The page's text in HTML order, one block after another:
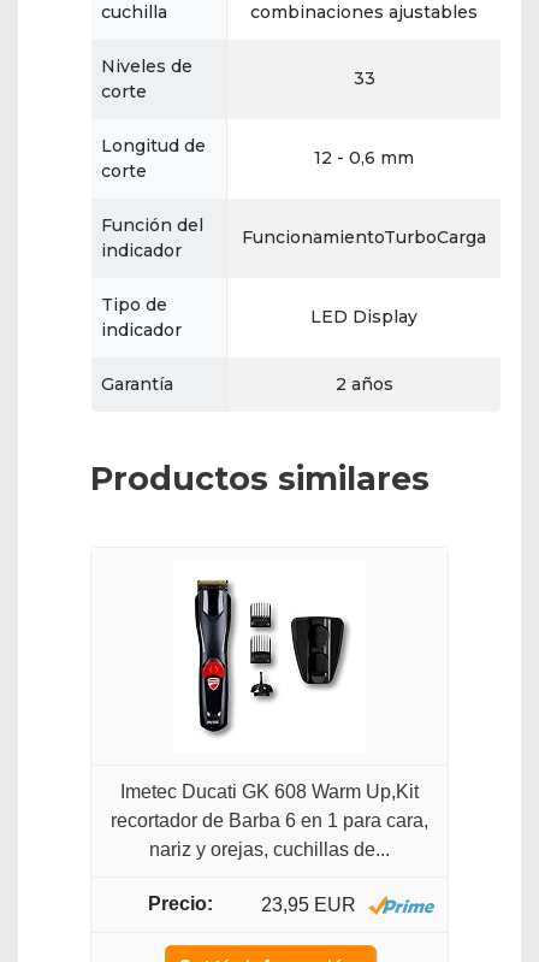
cuchilla
combinaciones ajustables
Niveles de
corte
33
Longitud de
corte
12 - 0,6 mm
Función del
indicador
FuncionamientoTurboCarga
Tipo de
indicador
LED Display
Garantía 2 años
Productos similares
Imetec Ducati GK 608 Warm Up,Kit
recortador de Barba 6 en 1 para cara,
nariz y orejas, cuchillas de...
23,95 EUR